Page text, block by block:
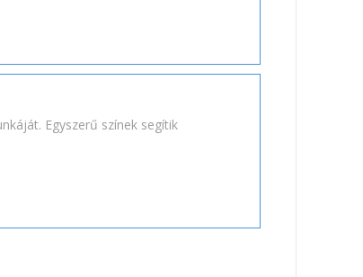
Egyszerű színek segítik